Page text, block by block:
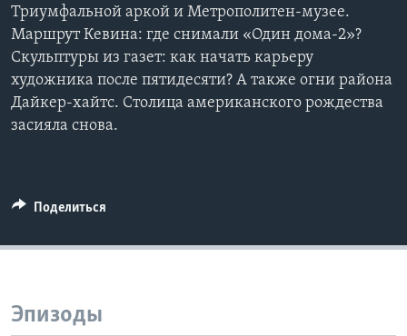
Триумфальной аркой и Метрополитен-музее.
Маршрут Кевина: где снимали «Один дома-2»?
Скульптуры из газет: как начать карьеру
художника после пятидесяти? А также огни района
Дайкер-хайтс. Столица американского рождества
засияла снова.
Поделиться
Эпизоды